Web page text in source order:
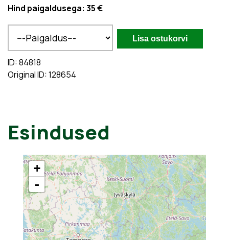
Hind paigaldusega: 35 €
ID: 84818
Original ID: 128654
Esindused
+
-